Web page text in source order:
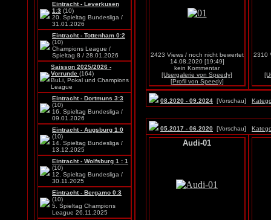
Eintracht - Leverkusen
1:3 (10)
20. Spieltag Bundesliga /
31.01.2026
Eintracht - Tottenham 0:2
(10)
Champions League /
Spieltag 8 / 28.01.2026
Saisson 2025/2026 -
Vorrunde (164)
BuLi, Pokal und Champions
League
Eintracht - Dortmuns 3:3
(10)
16. Spieltag Bundesliga /
09.01.2026
Eintracht - Augsburg 1:0
(10)
14. Spieltag Bundesliga /
13.12.2025
Eintracht - Wolfsburg 1 : 1
(10)
12. Spieltag Bundesliga /
30.11.2025
Eintracht - Bergamo 0:3
(10)
5. Spieltag Champions
League 26.11.2025
2423 Views / noch nicht bewertet
14.08.2020 [19:49]
kein Kommentar
[Usergalerie von Speedy]
[Profil von Speedy]
2310
08.2020 - 09.2024 [Vorschau]
05.2017 - 06.2020 [Vorschau]
Audi-01